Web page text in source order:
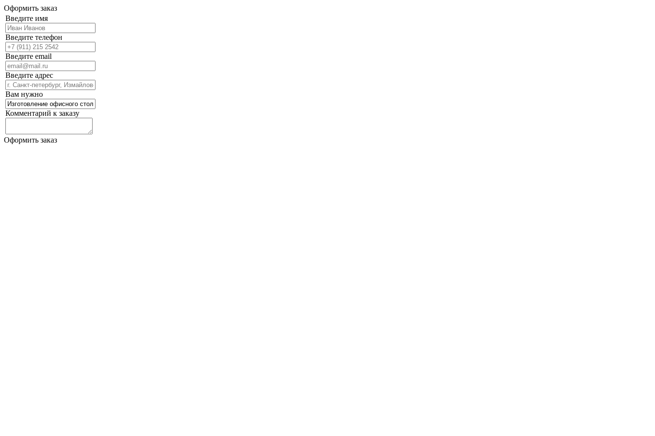
Оформить заказ
Введите имя
Введите телефон
Введите email
Введите адрес
Вам нужно
Комментарий к заказу
Оформить заказ